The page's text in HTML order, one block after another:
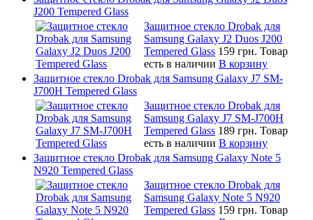
J200 Tempered Glass
Защитное стекло Drobak для
Samsung Galaxy J2 Duos J200
Tempered Glass 159 грн. Товар
есть в наличии В корзину
Защитное стекло Drobak для Samsung Galaxy J7 SM-
J700H Tempered Glass
Защитное стекло Drobak для
Samsung Galaxy J7 SM-J700H
Tempered Glass 189 грн. Товар
есть в наличии В корзину
Защитное стекло Drobak для Samsung Galaxy Note 5
N920 Tempered Glass
Защитное стекло Drobak для
Samsung Galaxy Note 5 N920
Tempered Glass 159 грн. Товар